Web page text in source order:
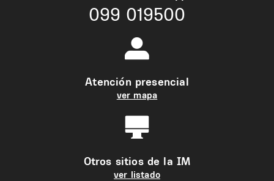
099 019500
Atención presencial
ver mapa
Otros sitios de la IM
ver listado